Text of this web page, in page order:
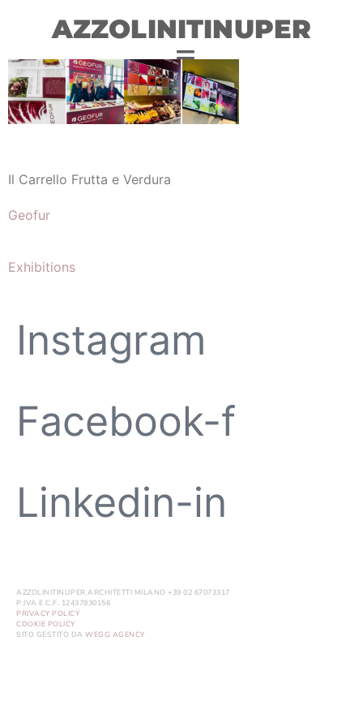
AZZOLINITINUPER
Il Carrello Frutta e Verdura
Geofur
Exhibitions
Instagram
Facebook-f
Linkedin-in
AZZOLINITINUPER ARCHITETTI MILANO +39 02 67073317
P.IVA E C.F. 12437830156
PRIVACY POLICY
COOKIE POLICY
SITO GESTITO DA WEGG AGENCY